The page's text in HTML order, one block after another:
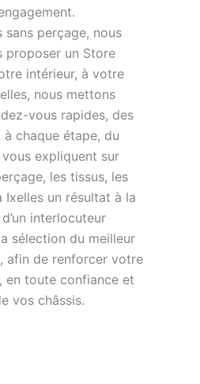
perçage, nous
proposer un Store
intérieur, à votre
nous mettons
vous rapides, des
chaque étape, du
expliquent sur
les tissus, les
un résultat à la
interlocuteur
sélection du meilleur
afin de renforcer votre
en toute confiance et
vos châssis.